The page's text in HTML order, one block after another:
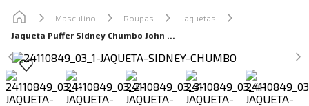
Masculino Roupas
Jaquetas
Jaqueta Puffer Sidney Chumbo John John Masculina